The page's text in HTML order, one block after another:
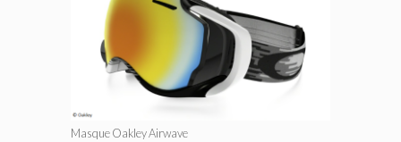
Masque Oakley Airwave